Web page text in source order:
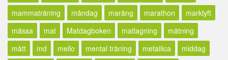
mammaträning
måndag maräng marathon
marklyft
mässa
mat Matdagboken matlagning
mätning
mått
md mello mental träning metallica
middag